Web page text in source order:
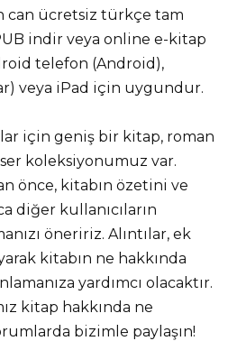
can ücretsiz türkçe tam
indir veya online e-kitap
telefon (Android),
veya iPad için uygundur.
için geniş bir kitap, roman
koleksiyonumuz var.
önce, kitabın özetini ve
diğer kullanıcıların
öneririz. Alıntılar, ek
kitabın ne hakkında
yardımcı olacaktır.
kitap hakkında ne
bizimle paylaşın!